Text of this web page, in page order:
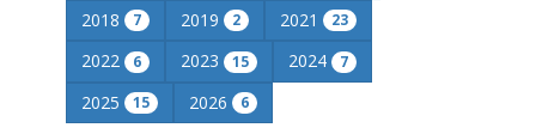
2018 7 2019 2 2021 23
2022 6 2023 15 2024 7
2025 15 2026 6